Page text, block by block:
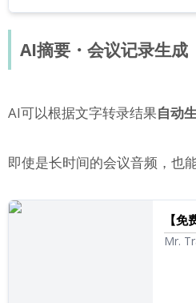
AI摘要・会议记录生成
AI可以根据文字转录结果自动
即使是长时间的会议音频，也
【
Mr.